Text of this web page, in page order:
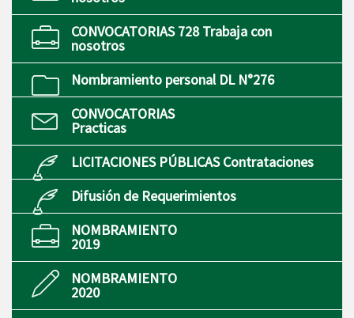
CONVOCATORIAS 728 Trabaja con
nosotros
Nombramiento personal DL N°276
CONVOCATORIAS
Practicas
LICITACIONES PÚBLICAS Contrataciones
Difusión de Requerimientos
NOMBRAMIENTO
2019
NOMBRAMIENTO
2020